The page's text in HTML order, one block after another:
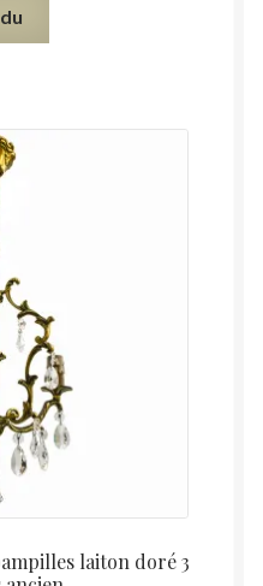
laiton doré 3